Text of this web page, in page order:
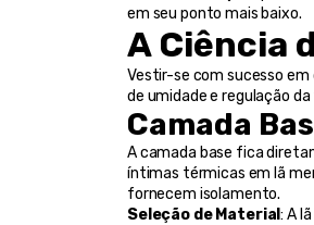
em seu ponto mais baixo.
A Ciência
Vestir-se com sucesso
de umidade e regulação
Camada
A camada base fica
íntimas térmicas em lã
fornecem isolamento.
Seleção de Material: A